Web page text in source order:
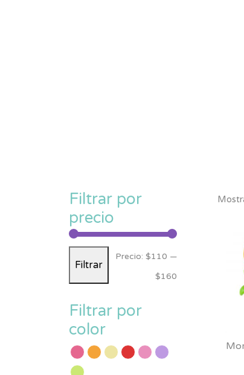
Filtrar por
precio
Precio
mínimo
Precio
máximo
Filtrar
Precio: $110 —
$160
Filtrar por
color